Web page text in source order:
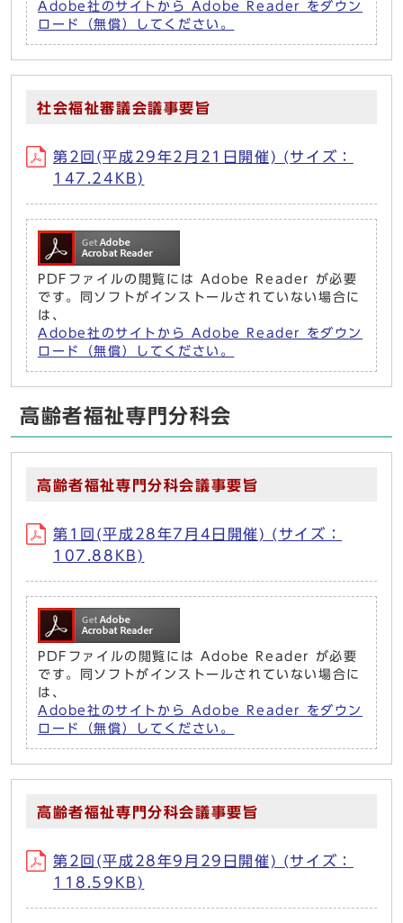
Adobe社のサイトから Adobe Reader をダウン
ロード（無償）してください。
社会福祉審議会議事要旨
第2回(平成29年2月21日開催) (サイズ：
147.24KB)
PDFファイルの閲覧には Adobe Reader が必要
です。同ソフトがインストールされていない場合に
は、
Adobe社のサイトから Adobe Reader をダウン
ロード（無償）してください。
高齢者福祉専門分科会
高齢者福祉専門分科会議事要旨
第1回(平成28年7月4日開催) (サイズ：
107.88KB)
PDFファイルの閲覧には Adobe Reader が必要
です。同ソフトがインストールされていない場合に
は、
Adobe社のサイトから Adobe Reader をダウン
ロード（無償）してください。
高齢者福祉専門分科会議事要旨
第2回(平成28年9月29日開催) (サイズ：
118.59KB)